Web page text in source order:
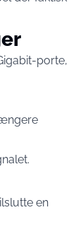
porte,
en